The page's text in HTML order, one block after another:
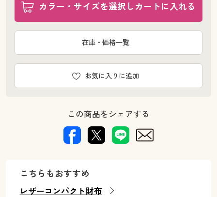
カラー・サイズを選択しカートに入れる
お気に入りに追加
在庫・価格一覧
この商品をシェアする
こちらもおすすめ
レザーコンパクト財布